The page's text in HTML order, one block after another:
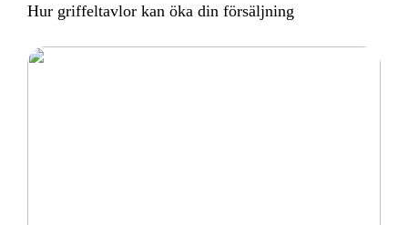
Hur griffeltavlor kan öka din försäljning